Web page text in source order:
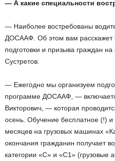
— А какие специальности
— Наиболее востребованы
ДОСААФ. Об этом вам расскажет
подготовки и призыва граждан
Сустретов.
— Ежегодно мы организуем
программе ДОСААФ, —
Викторович, — которая
осень. Обучение бесплатное (!) и
месяцев на грузовых машинах
окончания гражданин получает
категории «С» и «С1» (грузовые